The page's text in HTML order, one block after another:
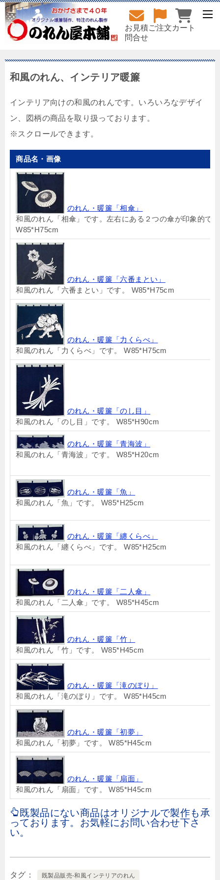
お見積
問合せ
ご注文カート
和風のれん、インテリア暖簾
インテリア向けの和風のれんです。いろいろなデザイ
ン、図柄の商品を取り扱っております。
商品名・画像
のれん・暖簾「相傘」
和風のれん「相傘」です。左右にある２つの傘が印象的で
W85*H75cm
のれん・暖簾「六番まとい」
和風のれん「六番まとい」です。 W85*H75cm
のれん・暖簾「力くらべ」
和風のれん「力くらべ」です。 W85*H75cm
のれん・暖簾「のし目」
和風のれん「のし目」です。 W85*H90cm
のれん・暖簾「青海波」
和風のれん「青海波」です。 W85*H20cm
のれん・暖簾「魚」
和風のれん「魚」です。 W85*H25cm
のれん・暖簾「纏くらべ」
和風のれん「纏くらべ」です。 W85*H25cm
のれん・暖簾「二人傘」
和風のれん「二人傘」です。 W85*H45cm
のれん・暖簾「竹」
和風のれん「竹」です。 W85*H45cm
のれん・暖簾「滝のぼり」
和風のれん「滝のぼり」です。 W85*H45cm
のれん・暖簾「初夢」
和風のれん「初夢」です。 W85*H45cm
のれん・暖簾「扇面」
和風のれん「扇面」です。 W85*H45cm
既製品にない商品はオリジナルで製作も承
っております。お気軽にお問い合わせ下さ
い。
タグ 既製品販売-和風インテリアのれん